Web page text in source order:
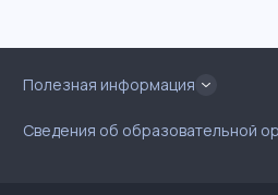
Полезная информация
Сведения об образовательной